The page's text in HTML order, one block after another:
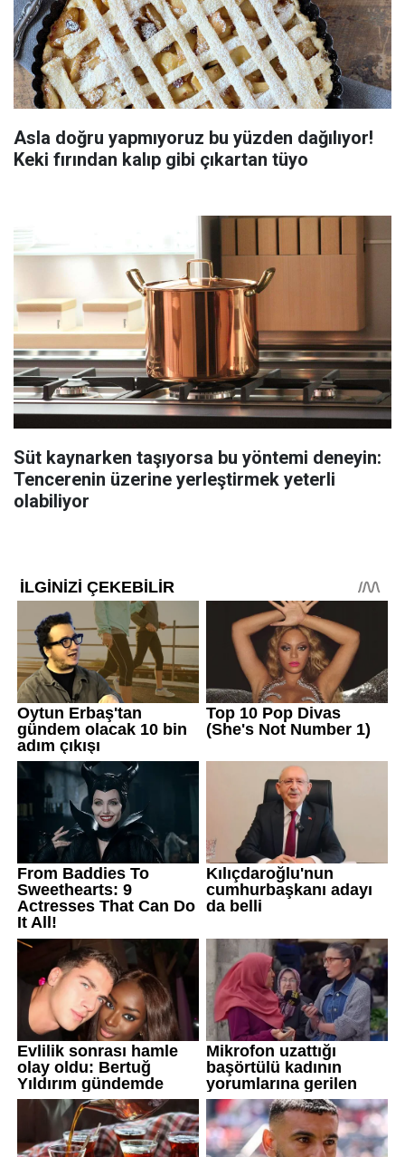
Asla doğru yapmıyoruz bu yüzden dağılıyor!
Keki fırından kalıp gibi çıkartan tüyo
Süt kaynarken taşıyorsa bu yöntemi deneyin:
Tencerenin üzerine yerleştirmek yeterli
olabiliyor